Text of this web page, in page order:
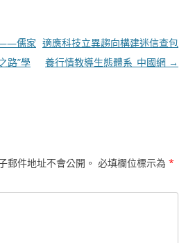
——儒家
路”學
適應科技立異趨向構建迷信查包
養行情教導生態體系_中國網 →
郵件地址不會公開。 必填欄位標示為 *